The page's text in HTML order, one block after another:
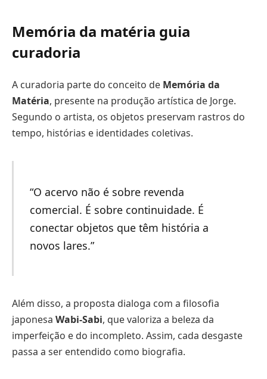
Memória da matéria guia
curadoria
A curadoria parte do conceito de Memória da
Matéria, presente na produção artística de Jorge.
Segundo o artista, os objetos preservam rastros do
tempo, histórias e identidades coletivas.
“O acervo não é sobre revenda
comercial. É sobre continuidade. É
conectar objetos que têm história a
novos lares.”
Além disso, a proposta dialoga com a filosofia
japonesa Wabi-Sabi, que valoriza a beleza da
imperfeição e do incompleto. Assim, cada desgaste
passa a ser entendido como biografia.